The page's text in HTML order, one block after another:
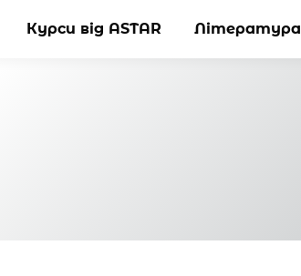
Курси від ASTAR Література
Курси від ASTAR Література